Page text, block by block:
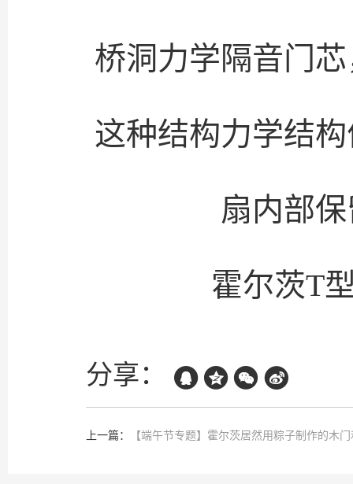
桥洞力学隔音门
这种结构力学结
扇内部
霍尔茨T
分享：
上一篇： 【端午节专题】霍尔茨居然用粽子制作的木